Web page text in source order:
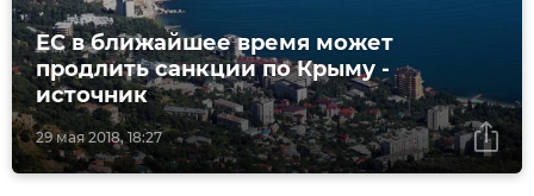
29 мая 2018, 18:27
ЕС в ближайшее время может
продлить санкции по Крыму -
источник